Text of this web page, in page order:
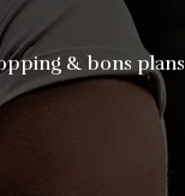
& bons plans